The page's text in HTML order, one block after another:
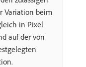
Variation beim
in Pixel
auf der von